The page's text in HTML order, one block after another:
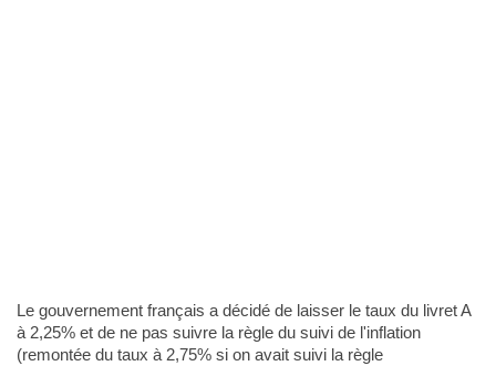
Le gouvernement français a décidé de laisser le taux du livret A
à 2,25% et de ne pas suivre la règle du suivi de l'inflation
(remontée du taux à 2,75% si on avait suivi la règle